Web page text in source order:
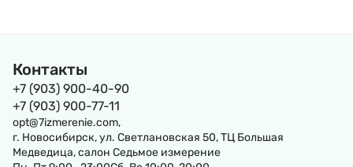
Контакты
+7 (903) 900-40-90
+7 (903) 900-77-11
opt@7izmerenie.com,
г. Новосибирск, ул. Светлановская 50, ТЦ Большая
Медведица, салон Седьмое измерение